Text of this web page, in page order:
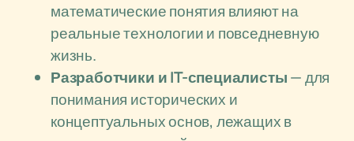
математические понятия влияют на
реальные технологии и повседневную
жизнь.
Разработчики и IT-специалисты— для
понимания исторических и
концептуальных основ, лежащих в